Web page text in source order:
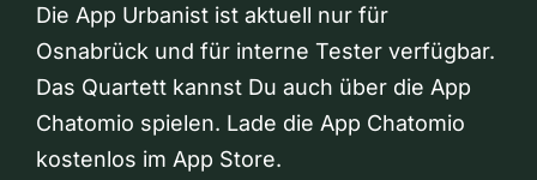
Die App Urbanist ist aktuell nur für
Osnabrück und für interne Tester verfügbar.
Das Quartett kannst Du auch über die App
Chatomio spielen. Lade die App Chatomio
kostenlos im App Store.